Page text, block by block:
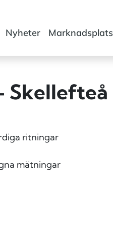
Nyheter Marknadsplats
Skellefteå
ritningar
mätningar